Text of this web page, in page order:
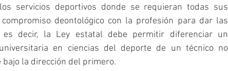
servicios deportivos donde se requieran todas sus
deontológico con la profesión para dar las
es decir, la Ley estatal debe permitir diferenciar un
en ciencias del deporte de un técnico no
la dirección del primero.